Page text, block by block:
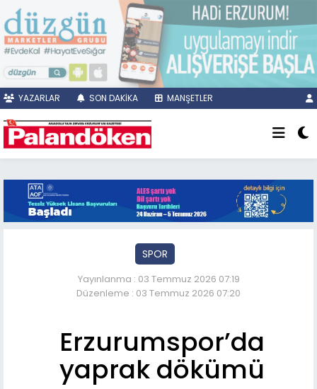
YAZARLAR SON DAKİKA MANŞETLER
SPOR
Yayınlanma : 03 Temmuz 2026 07:19
Düzenleme : 03 Temmuz 2026 07:20
Erzurumspor’da
yaprak dökümü